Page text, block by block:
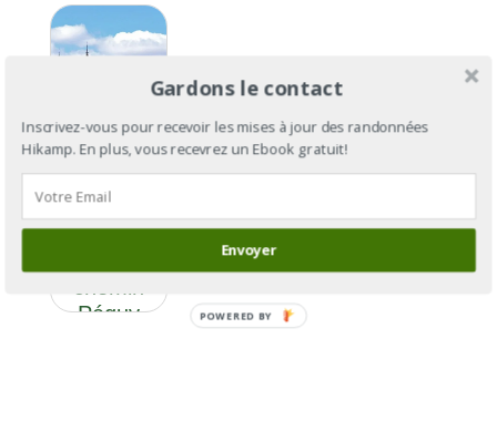
De Paris à
Chartres
Péguy
Gardons le contact
Inscrivez-vous pour recevoir les mises à jour des randonnées
Hikamp. En plus, vous recevrez un Ebook gratuit!
Envoyer
POWERED BY